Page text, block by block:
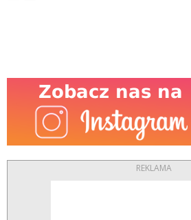
REKLAMA